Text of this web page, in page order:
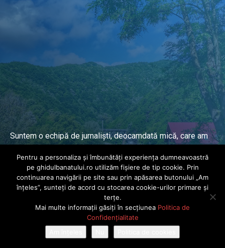
Suntem o echipă de jurnaliști, deocamdată mică, care am
lucrat și lucrăm în presa locală și națională de mai mulți
ani.
© Ghidul Banatului 2025. Toate drepturile rezervate · Dezvoltat de
Power Media FX
Pentru a personaliza și îmbunătăți experiența dumneavoastră
pe ghidulbanatului.ro utilizăm fișiere de tip cookie. Prin
continuarea navigării pe site sau prin apăsarea butonului „Am
înțeles”, sunteți de acord cu stocarea cookie-urilor primare și
terțe.
Mai multe informații găsiți în secțiunea Politica de
Confidențialitate